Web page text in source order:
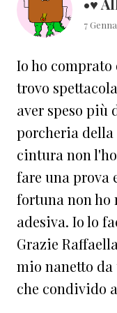
•♥
7
Io ho comprato
trovo
aver speso più
porcheria
cintura non
fare una prova
fortuna non ho
adesiva. Io lo
Grazie
mio nanetto
che condivido